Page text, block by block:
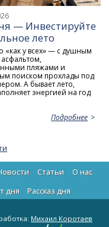
— Инвестируйте
лето
«как у всех» — с душным
пляжами и
поиском прохлады под
А бывает лето,
энергией на год
Подробнее
Статьи
О нас
дня Рассказ дня
Михаил Коротаев